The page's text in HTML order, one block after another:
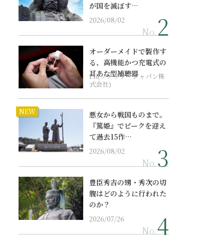
が国を滅ぼす…
2026/08/02
No.
オーダーメイドで製作す
る、高機能かつ充電式の
耳あな型補聴器
PR(ソノヴァ・ジャパン株
式会社)
NEW
悪女から戦国ものまで。
『篤姫』でピークを迎え
て過去15作…
2026/08/02
No.
豊臣秀吉の甥・秀次の切
腹はどのように行われた
のか？
2026/07/26
No.